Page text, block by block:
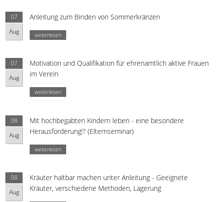
07
Aug
Anleitung zum Binden von Sommerkränzen
weiterlesen
07
Aug
Motivation und Qualifikation für ehrenamtlich aktive Frauen
im Verein
weiterlesen
08
Aug
Mit hochbegabten Kindern leben - eine besondere
Herausforderung!? (Elternseminar)
weiterlesen
08
Aug
Kräuter haltbar machen unter Anleitung - Geeignete
Kräuter, verschiedene Methoden, Lagerung